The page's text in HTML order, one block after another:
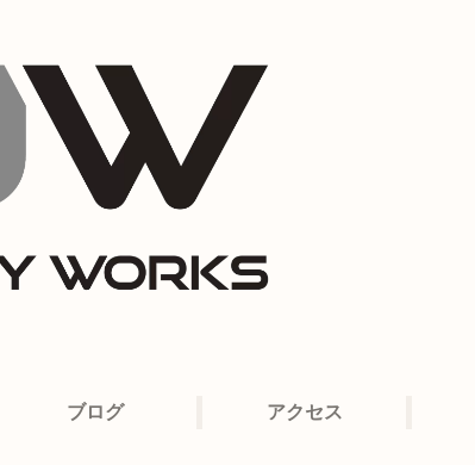
ブログ アクセス